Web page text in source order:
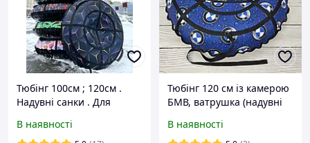
Тюбінг 100см ; 120см .
Надувні санки . Для
(ватрушка / таблетка) ,
В наявності
Тюбінг 120 см із камерою
БМВ, ватрушка (надувні
В наявності